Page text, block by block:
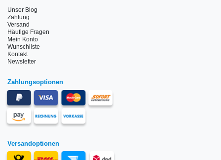
Unser Blog
Zahlung
Versand
Häufige Fragen
Mein Konto
Wunschliste
Kontakt
Newsletter
Zahlungsoptionen
Versandoptionen